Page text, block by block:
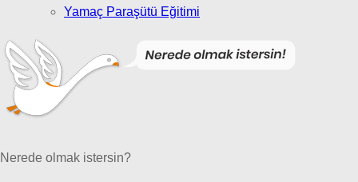
Yamaç Paraşütü Eğitimi
Nerede olmak istersin?